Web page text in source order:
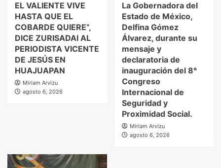
EL VALIENTE VIVE
HASTA QUE EL
COBARDE QUIERE”,
DICE ZURISADAI AL
PERIODISTA VICENTE
DE JESÚS EN
HUAJUAPAN
Miriam Arvizu
agosto 6, 2026
La Gobernadora del
Estado de México,
Delfina Gómez
Álvarez, durante su
mensaje y
declaratoria de
inauguración del 8°
Congreso
Internacional de
Seguridad y
Proximidad Social.
Miriam Arvizu
agosto 6, 2026